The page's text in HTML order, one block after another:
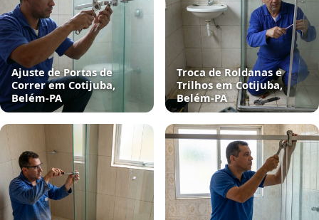
Ajuste de Portas de
Correr em Cotijuba,
Belém‑PA
Troca de Roldanas e
Trilhos em Cotijuba,
Belém‑PA